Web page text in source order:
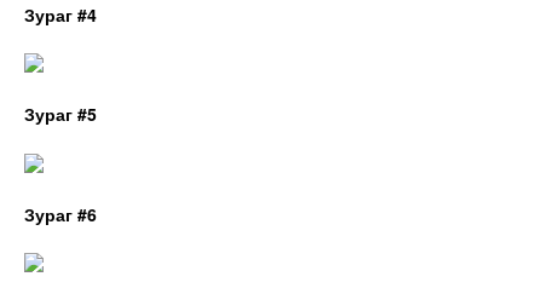
Зураг #4
Зураг #5
Зураг #6